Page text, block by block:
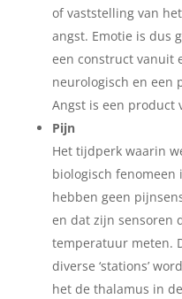
of vaststelling van
angst. Emotie is dus
een construct vanuit
neurologisch en een
Angst is een product
Pijn
Het tijdperk waarin
biologisch fenomeen
hebben geen
en dat zijn sensoren
temperatuur meten.
diverse ‘stations’
het de thalamus in